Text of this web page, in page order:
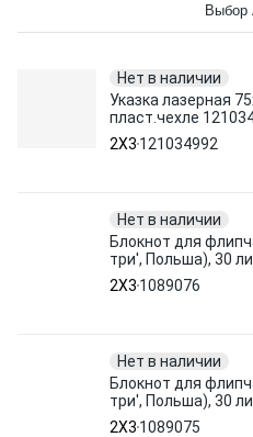
Выбор
Нет в наличии
Указка лазерная
пласт.чехле
2X3 121034992
Нет в наличии
Блокнот для
три', Польша), 30
см, B01 1089076 2X3
2X3 1089076
Нет в наличии
Блокнот для
три', Польша), 30
см, B02 1089075 2X3
2X3 1089075